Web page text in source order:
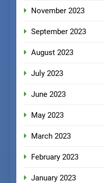
November 2023
September 2023
August 2023
July 2023
June 2023
May 2023
March 2023
February 2023
January 2023